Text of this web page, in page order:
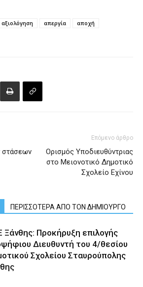
αξιολόγηση απεργία
αποχή
Επόμενο άρθρο
Ορισμός Υποδιευθύντριας
στο Μειονοτικό Δημοτικό
Σχολείο Εχίνου
ΠΕΡΙΣΣΟΤΕΡΑ ΑΠΟ ΤΟΝ ΔΗΜΙΟΥΡΓΟ
Ξάνθης: Προκήρυξη επιλογής
Διευθυντή του 4/θεσίου
Σχολείου Σταυρούπολης